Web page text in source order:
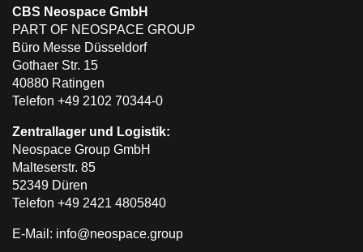
CBS Neospace GmbH
PART OF NEOSPACE GROUP
Büro Messe Düsseldorf
Gothaer Str. 15
40880 Ratingen
Telefon +49 2102 70344-0
Zentrallager und Logistik:
Neospace Group GmbH
Malteserstr. 85
52349 Düren
Telefon +49 2421 4805840
E-Mail: info@neospace.group